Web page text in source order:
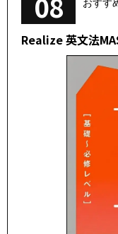
おすす
Realize 英文法